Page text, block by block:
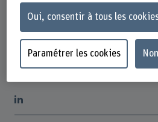
Oui, consentir à tous les
Paramétrer les cookies